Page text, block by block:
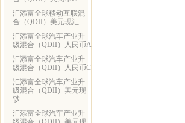
汇添富全球移动互联混
合（QDII）美元现汇
汇添富全球汽车产业升
级混合（QDII）人民币A
汇添富全球汽车产业升
级混合（QDII）人民币C
汇添富全球汽车产业升
级混合（QDII）美元现
钞
汇添富全球汽车产业升